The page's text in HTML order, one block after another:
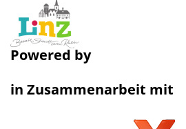
Powered by
in Zusammenarbeit mit